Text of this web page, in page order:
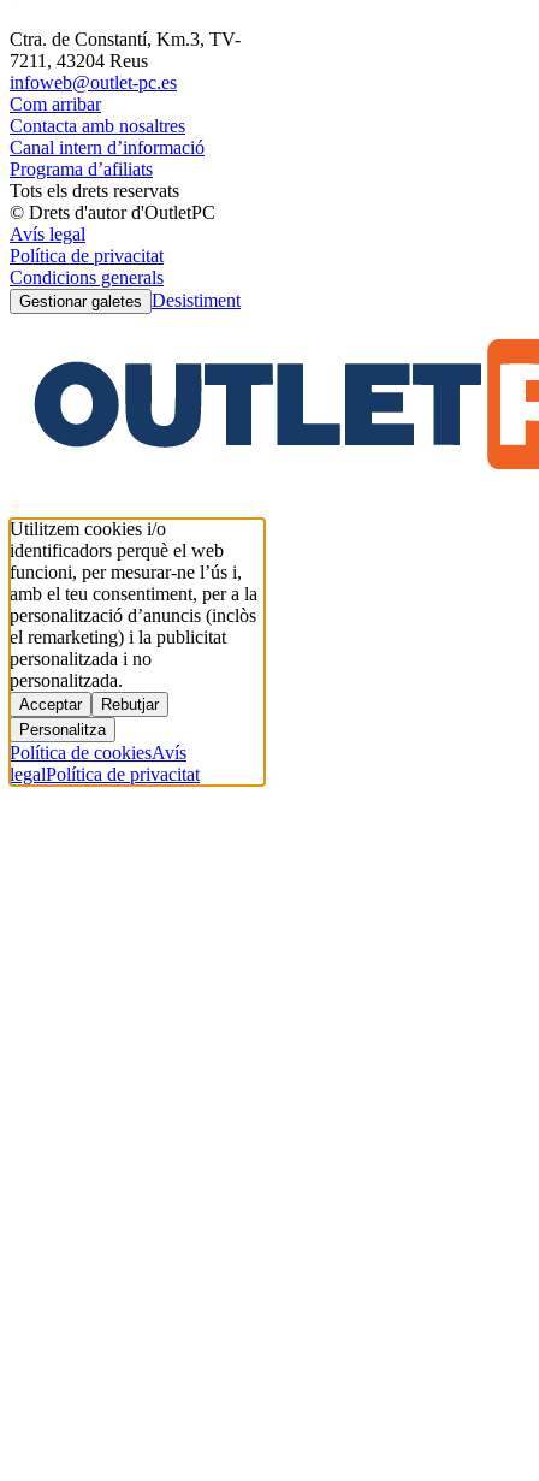
Ctra. de Constantí, Km.3, TV-
7211, 43204 Reus
infoweb@outlet-pc.es
Com arribar
Contacta amb nosaltres
Canal intern d’informació
Programa d’afiliats
Tots els drets reservats
© Drets d'autor d'OutletPC
Avís legal
Política de privacitat
Condicions generals
Gestionar galetes Desistiment
Utilitzem cookies i/o
identificadors perquè el web
funcioni, per mesurar-ne l’ús i,
amb el teu consentiment, per a la
personalització d’anuncis (inclòs
el remarketing) i la publicitat
personalitzada i no
personalitzada.
Acceptar
Rebutjar
Personalitza
Política de cookiesAvís
legalPolítica de privacitat